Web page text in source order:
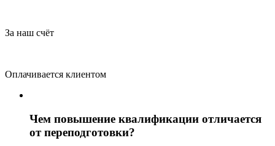
За наш счёт
Оплачивается клиентом
Чем повышение квалификации отличается
от переподготовки?